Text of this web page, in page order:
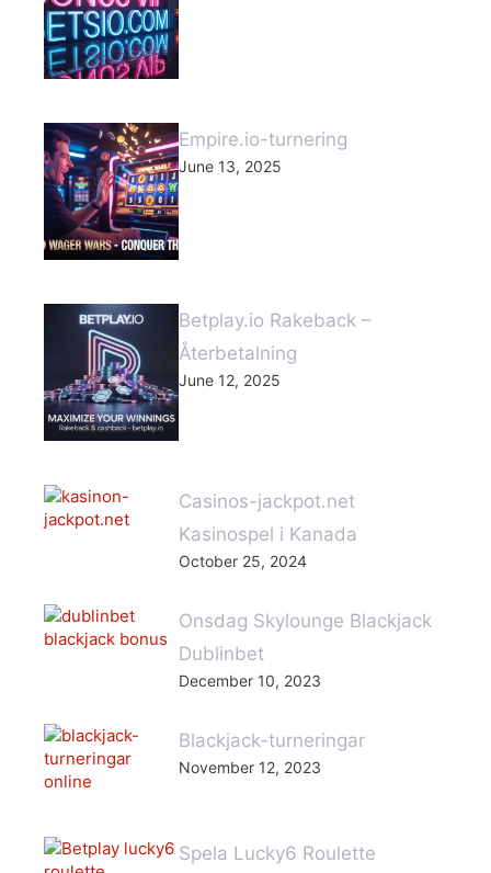
Empire.io-turnering
June 13, 2025
Betplay.io Rakeback –
Återbetalning
June 12, 2025
Casinos-jackpot.net
Kasinospel i Kanada
October 25, 2024
Onsdag Skylounge Blackjack
Dublinbet
December 10, 2023
Blackjack-turneringar
November 12, 2023
Spela Lucky6 Roulette